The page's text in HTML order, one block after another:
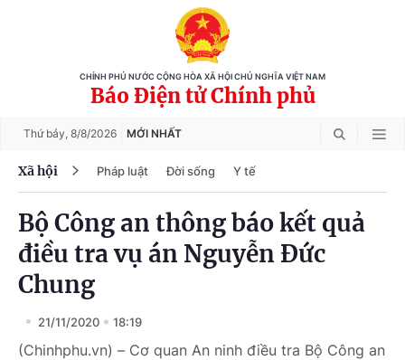
CHÍNH PHỦ NƯỚC CỘNG HÒA XÃ HỘI CHỦ NGHĨA VIỆT NAM
Báo Điện tử Chính phủ
Thứ bảy, 8/8/2026 MỚI NHẤT
Xã hội Pháp luật Đời sống Y tế
Bộ Công an thông báo kết quả
điều tra vụ án Nguyễn Đức
Chung
21/11/2020 18:19
(Chinhphu.vn) – Cơ quan An ninh điều tra Bộ Công an